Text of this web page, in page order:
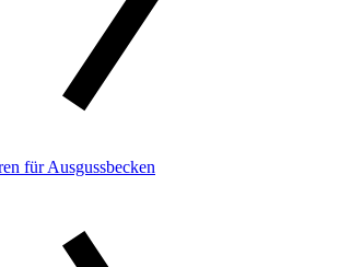
für Ausgussbecken